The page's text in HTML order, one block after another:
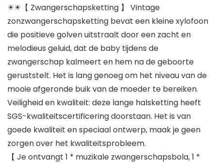
☀☀【 Zwangerschapsketting 】 Vintage
zonzwangerschapsketting bevat een kleine xylofoon
die positieve golven uitstraalt door een zacht en
melodieus geluid, dat de baby tijdens de
zwangerschap kalmeert en hem na de geboorte
geruststelt. Het is lang genoeg om het niveau van de
mooie afgeronde buik van de moeder te bereiken.
Veiligheid en kwaliteit: deze lange halsketting heeft
SGS-kwaliteitscertificering doorstaan. Het is van
goede kwaliteit en speciaal ontwerp, maak je geen
zorgen over het kwaliteitsprobleem.
【 Je ontvangt 1 * muzikale zwangerschapsbola, 1 *